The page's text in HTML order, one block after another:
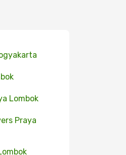
Lombok
Praya